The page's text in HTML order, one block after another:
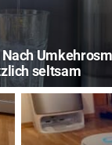
seltsam